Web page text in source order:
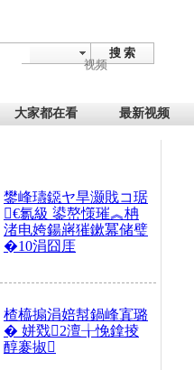
搜 索
视频
大家都在看 最新视频
鐢峰瓙鐚ヤ旱灏戝コ琚
€氱級 鍙嶅憡璀︽柟
渚电姱鍚嶈獕鏉冪储璧
�10涓囧厓
楂橀搧涓婄幇鍋峰寘璐
� 姘戣2澶╁悗鎿掕
醇褰掓